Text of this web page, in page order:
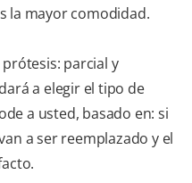
la mayor comodidad.
parcial y
a elegir el tipo de
a usted, basado en: si
a ser reemplazado y el